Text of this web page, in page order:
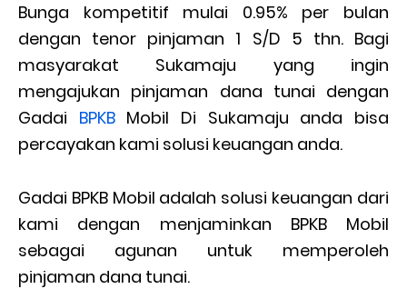
Bunga kompetitif mulai 0.95% per bulan
dengan tenor pinjaman 1 S/D 5 thn. Bagi
masyarakat Sukamaju yang ingin
mengajukan pinjaman dana tunai dengan
Gadai BPKBMobil Di Sukamaju anda bisa
percayakan kami solusi keuangan anda.
Gadai BPKB Mobil adalah solusi keuangan dari
kami dengan menjaminkan BPKB Mobil
sebagai agunan untuk memperoleh
pinjaman dana tunai.